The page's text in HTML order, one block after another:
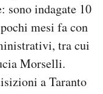
sono indagate 10
mesi fa con
tra cui
Morselli.
a Taranto